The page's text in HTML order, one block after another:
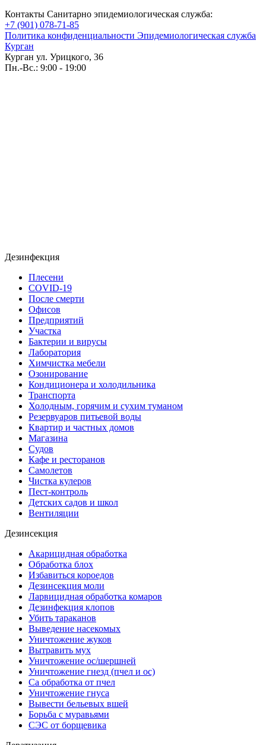
Контакты Санитарно эпидемиологическая служба:
+7 (901) 078-71-85
Политика конфиденциальности Эпидемиологическая служба
Курган
Курган ул. Урицкого, 36
Пн.-Вс.: 9:00 - 19:00
Дезинфекция
Плесени
COVID-19
После смерти
Офисов
Предприятий
Участка
Бактерии и вирусы
Лаборатория
Химчистка мебели
Озонирование
Кондиционера и холодильника
Транспорта
Холодным, горячим и сухим туманом
Резервуаров питьевой воды
Квартир и частных домов
Магазина
Судов
Кафе и ресторанов
Самолетов
Чистка кулеров
Пест-контроль
Детских садов и школ
Вентиляции
Дезинсекция
Акарицидная обработка
Обработка блох
Избавиться короедов
Дезинсекция моли
Ларвицидная обработка комаров
Дезинфекция клопов
Убить тараканов
Выведение насекомых
Уничтожение жуков
Вытравить мух
Уничтожение ос/шершней
Уничтожение гнезд (пчел и ос)
Са обработка от пчел
Уничтожение гнуса
Вывести бельевых вшей
Борьба с муравьями
СЭС от борщевика